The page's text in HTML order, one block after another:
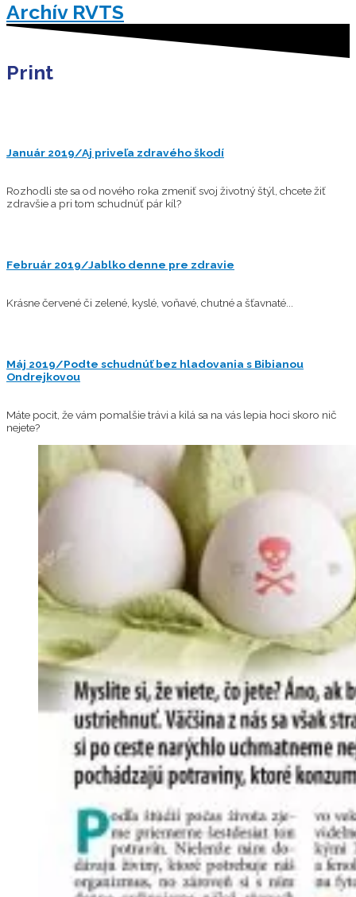
Archív RVTS
Print
Január 2019/Aj priveľa zdravého škodí
Rozhodli ste sa od nového roka zmeniť svoj životný štýl, chcete žiť
zdravšie a pri tom schudnúť pár kíl?
Február 2019/Jablko denne pre zdravie
Krásne červené či zelené, kyslé, voňavé, chutné a šťavnaté...
Máj 2019/Podte schudnúť bez hladovania s Bibianou
Ondrejkovou
Máte pocit, že vám pomalšie trávi a kilá sa na vás lepia hoci skoro nič
nejete?